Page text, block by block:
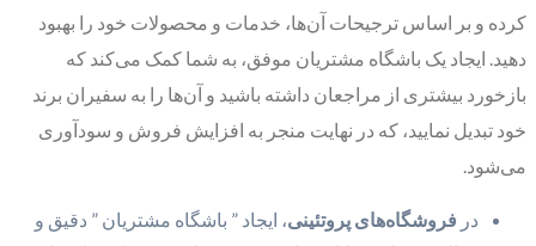
کرده و بر اساس ترجیحات آن‌ها، خدمات و محصولات خود را بهبود
دهید. ایجاد یک باشگاه مشتریان موفق، به شما کمک می‌کند که
بازخورد بیشتری از مراجعان داشته باشید و آن‌ها را به سفیران برند
خود تبدیل نمایید، که در نهایت منجر به افزایش فروش و سودآوری
می‌شود.
در فروشگاه‌های پروتئینی، ایجاد ” باشگاه مشتریان ” دقیق و